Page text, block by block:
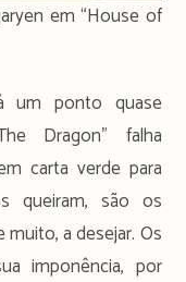
em “House of
um ponto quase
Dragon” falha
carta verde para
queiram, são os
muito, a desejar. Os
imponência, por